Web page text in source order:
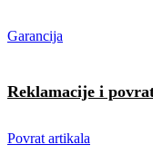
Garancija
Reklamacije i
Povrat artikala